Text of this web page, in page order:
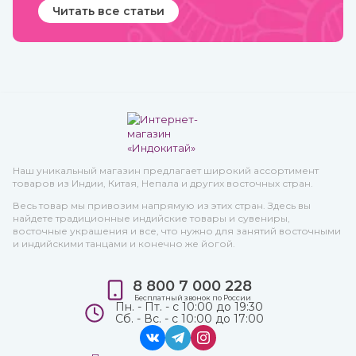
Читать все статьи
Наш уникальный магазин предлагает широкий ассортимент
товаров из Индии, Китая, Непала и других восточных стран.
Весь товар мы привозим напрямую из этих стран. Здесь вы
найдете традиционные индийские товары и сувениры,
восточные украшения и все, что нужно для занятий восточными
и индийскими танцами и конечно же йогой.
8 800 7 000 228
Бесплатный звонок по России
Пн. - Пт. - с 10:00 до 19:30
Сб. - Вс. - с 10:00 до 17:00